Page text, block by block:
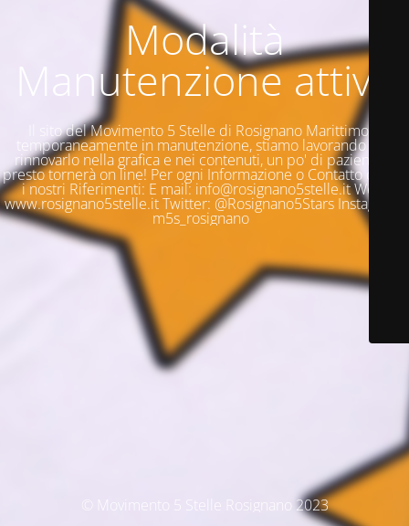
Modalità
Manutenzione attiva
Il sito del Movimento 5 Stelle di Rosignano Marittimo è
temporaneamente in manutenzione, stiamo lavorando per
rinnovarlo nella grafica e nei contenuti, un po' di pazienza e
presto tornerà on line! Per ogni Informazione o Contatto questi
i nostri Riferimenti: E mail: info@rosignano5stelle.it Web:
www.rosignano5stelle.it Twitter: @Rosignano5Stars Instagram:
m5s_rosignano
© Movimento 5 Stelle Rosignano 2023